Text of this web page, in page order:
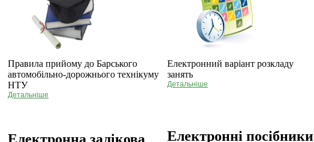
Правила прийому до Барського
автомобільно-дорожнього технікуму
НТУ
Детальніше
Електронна залікова
Електронний варіант розкладу
занять
Детальніше
Електронні посібники